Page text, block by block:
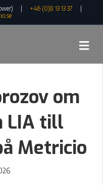
Tower) | +46 (0)8 13 13 37
om
LIA till
Metricio